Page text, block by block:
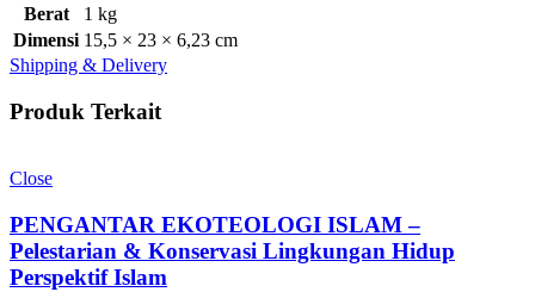
Berat
1 kg
Dimensi 15,5 × 23 × 6,23 cm
Shipping & Delivery
Produk Terkait
Close
PENGANTAR EKOTEOLOGI ISLAM –
Pelestarian & Konservasi Lingkungan Hidup
Perspektif Islam